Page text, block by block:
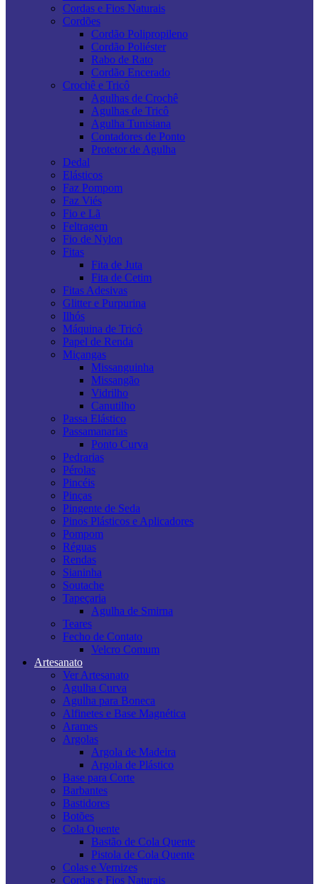
Cordas e Fios Naturais
Cordões
Cordão Polipropileno
Cordão Poliéster
Rabo de Rato
Cordão Encerado
Crochê e Tricô
Agulhas de Crochê
Agulhas de Tricô
Agulha Tunisiana
Contadores de Ponto
Protetor de Agulha
Dedal
Elásticos
Faz Pompom
Faz Viés
Fio e Lã
Feltragem
Fio de Nylon
Fitas
Fita de Juta
Fita de Cetim
Fitas Adesivas
Glitter e Purpurina
Ilhós
Máquina de Tricô
Papel de Renda
Miçangas
Missanguinha
Missangão
Vidrilho
Canutilho
Passa Elástico
Passamanarias
Ponto Curva
Pedrarias
Pérolas
Pincéis
Pinças
Pingente de Seda
Pinos Plásticos e Aplicadores
Pompom
Réguas
Rendas
Sianinha
Soutache
Tapeçaria
Agulha de Smirna
Teares
Fecho de Contato
Velcro Comum
Artesanato
Ver Artesanato
Agulha Curva
Agulha para Boneca
Alfinetes e Base Magnética
Arames
Argolas
Argola de Madeira
Argola de Plástico
Base para Corte
Barbantes
Bastidores
Botões
Cola Quente
Bastão de Cola Quente
Pistola de Cola Quente
Colas e Vernizes
Cordas e Fios Naturais